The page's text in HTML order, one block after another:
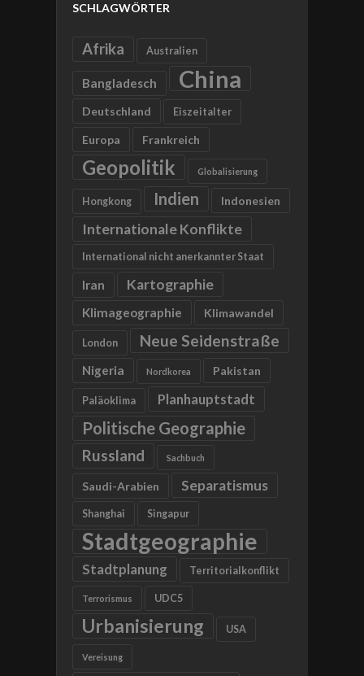
SCHLAGWÖRTER
Afrika Australien
Bangladesch China
Deutschland Eiszeitalter
Europa Frankreich
Geopolitik Globalisierung
Hongkong Indien Indonesien
Internationale Konflikte
International nicht anerkannter Staat
Iran Kartographie
Klimageographie Klimawandel
London Neue Seidenstraße
Nigeria Nordkorea Pakistan
Paläoklima Planhauptstadt
Politische Geographie
Russland Sachbuch
Saudi-Arabien Separatismus
Shanghai Singapur
Stadtgeographie
Stadtplanung Territorialkonflikt
Terrorismus UDC5
Urbanisierung USA
Vereisung